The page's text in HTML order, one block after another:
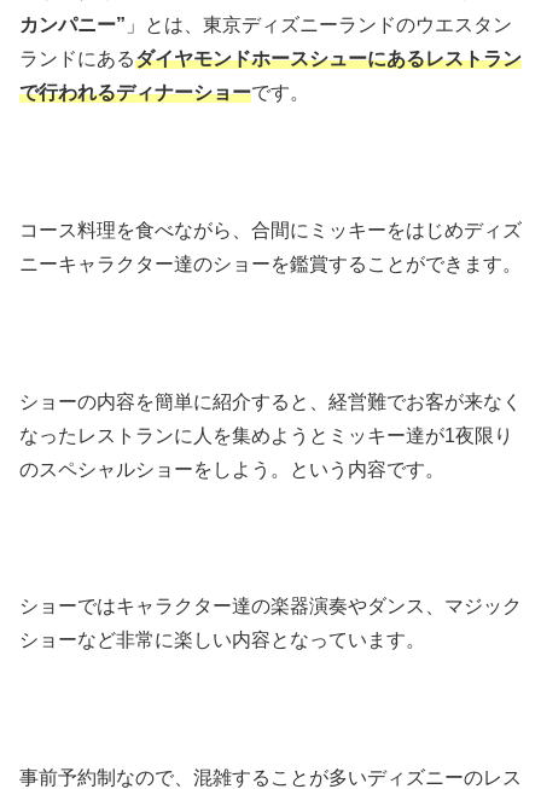
カンパニー” 」とは、東京ディズニーランドのウエスタン
ランドにあるダイヤモンドホースシューにあるレストラン
で行われるディナーショーです。
コース料理を食べながら、合間にミッキーをはじめディズ
ニーキャラクター達のショーを鑑賞することができます。
ショーの内容を簡単に紹介すると、経営難でお客が来なく
なったレストランに人を集めようとミッキー達が1夜限り
のスペシャルショーをしよう。という内容です。
ショーではキャラクター達の楽器演奏やダンス、マジック
ショーなど非常に楽しい内容となっています。
事前予約制なので、混雑することが多いディズニーのレス